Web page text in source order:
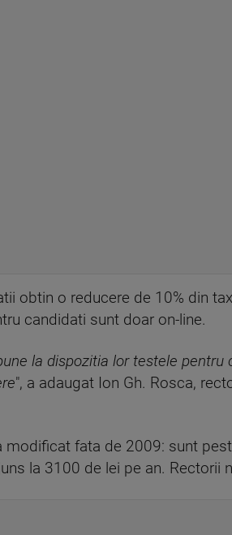
obtin o reducere de 10% din
candidati sunt doar on-line.
la dispozitia lor testele pentru
", a adaugat Ion Gh. Rosca,
modificat fata de 2009: sunt
la 3100 de lei pe an. Rectorii